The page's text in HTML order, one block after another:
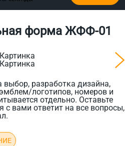
форма ЖФФ-01
выбор, разработка дизайна,
логотипов, номеров и
отдельно. Оставьте
с вами ответит на все вопросы,